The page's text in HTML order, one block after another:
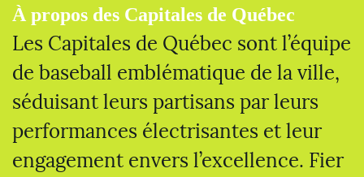
À propos des Capitales de Québec
Les Capitales de Québec sont l’équipe
de baseball emblématique de la ville,
séduisant leurs partisans par leurs
performances électrisantes et leur
engagement envers l’excellence. Fier